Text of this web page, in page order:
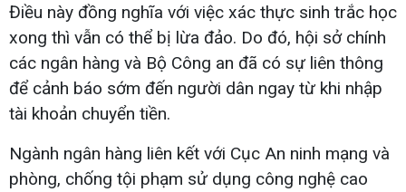
Điều này đồng nghĩa với việc xác thực sinh trắc học
xong thì vẫn có thể bị lừa đảo. Do đó, hội sở chính
các ngân hàng và Bộ Công an đã có sự liên thông
để cảnh báo sớm đến người dân ngay từ khi nhập
tài khoản chuyển tiền.
Ngành ngân hàng liên kết với Cục An ninh mạng và
phòng, chống tội phạm sử dụng công nghệ cao